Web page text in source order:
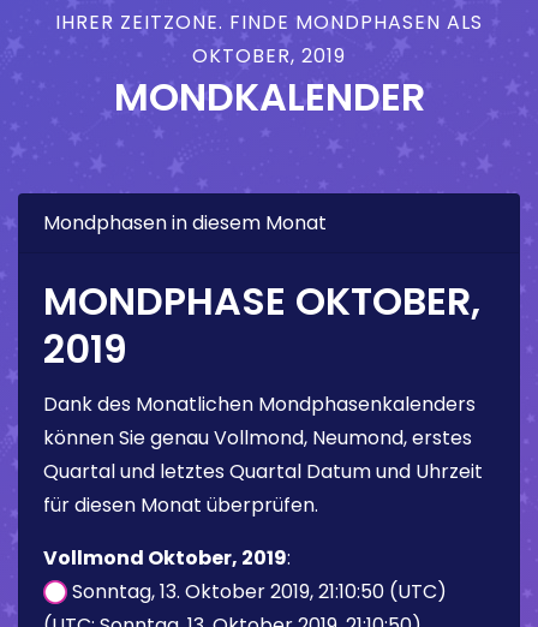
IHRER ZEITZONE. FINDE MONDPHASEN ALS
OKTOBER, 2019
MONDKALENDER
Mondphasen in diesem Monat
MONDPHASE OKTOBER,
2019
Dank des Monatlichen Mondphasenkalenders
können Sie genau Vollmond, Neumond, erstes
Quartal und letztes Quartal Datum und Uhrzeit
für diesen Monat überprüfen.
Vollmond Oktober, 2019:
Sonntag, 13. Oktober 2019, 21:10:50 (UTC)